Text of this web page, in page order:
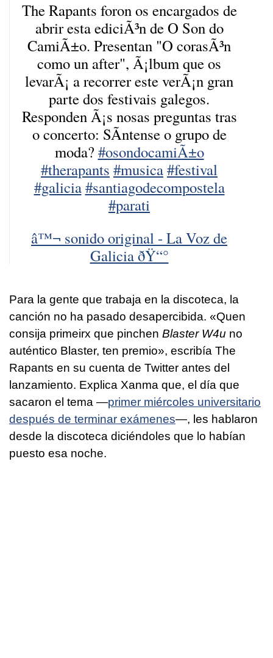
The Rapants foron os encargados de
abrir esta ediciÃ³n de O Son do
CamiÃ±o. Presentan "O corasÃ³n
como un after", Ã¡lbum que os
levarÃ¡ a recorrer este verÃ¡n gran
parte dos festivais galegos.
Responden Ã¡s nosas preguntas tras
o concerto: SÃ­ntense o grupo de
moda?#osondocamiÃ±o
#therapants #musica#festival
#galicia#santiagodecompostela
#parati
â™¬ sonido original - La Voz de
Galicia ðŸ“°
Para la gente que trabaja en la discoteca, la
canción no ha pasado desapercibida. «Quen
consija primeirx que pinchen Blaster W4u no
auténtico Blaster, ten premio», escribía The
Rapants en su cuenta de Twitter antes del
lanzamiento. Explica Xanma que, el día que
sacaron el tema —primer miércoles universitario
después de terminar exámenes—, les hablaron
desde la discoteca diciéndoles que lo habían
puesto esa noche.